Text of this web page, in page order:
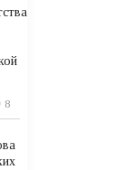
8